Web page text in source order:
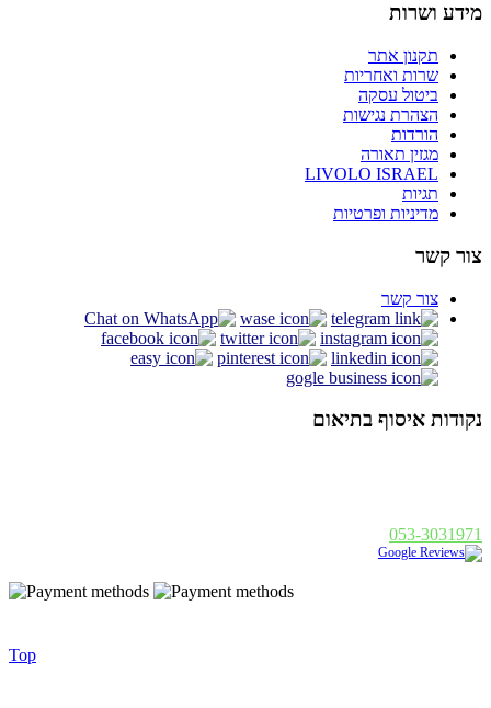
מידע ושרות
תקנון אתר
שרות ואחריות
ביטול עסקה
הצהרת נגישות
הורדות
מגזין תאורה
LIVOLO ISRAEL
תגיות
מדיניות ופרטיות
צור קשר
צור קשר
נקודות איסוף בתיאום
053-3031971
Top